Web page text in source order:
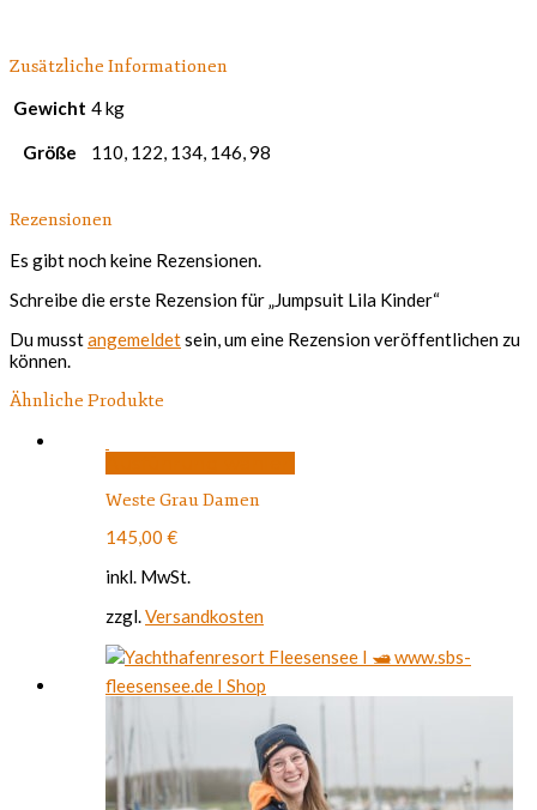
Zusätzliche Informationen
Gewicht 4 kg
Größe 110, 122, 134, 146, 98
Rezensionen
Es gibt noch keine Rezensionen.
Schreibe die erste Rezension für „Jumpsuit Lila Kinder“
Du musstangemeldetsein, um eine Rezension veröffentlichen zu
können.
Ähnliche Produkte
auf
Produktseite
werden
Weste Grau Damen
145,00 €
inkl. MwSt.
zzgl.Versandkosten